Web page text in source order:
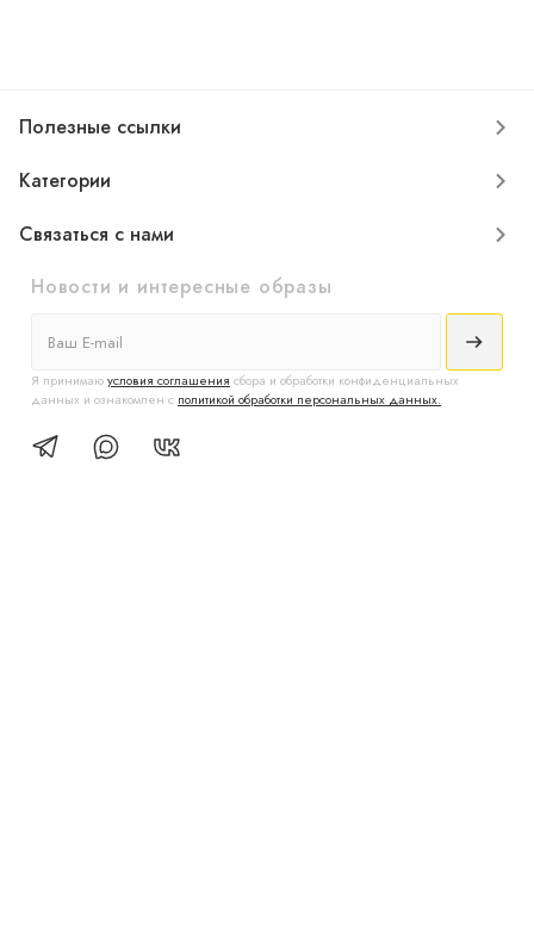
Полезные ссылки
Категории
Связаться с нами
Новости и интересные образы
Я принимаюусловия соглашения сбора и обработки конфиденциальных
данных и ознакомлен с политикой обработки персональных данных.